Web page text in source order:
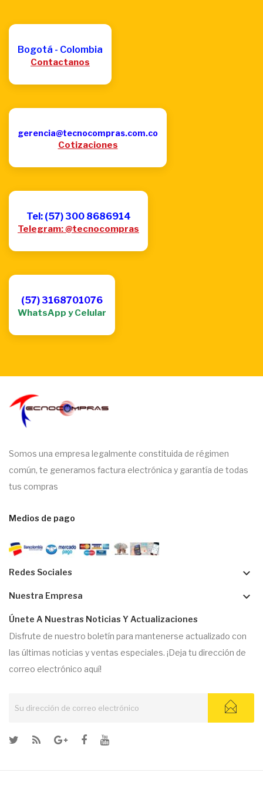
Bogotá - Colombia
Contactanos
gerencia@tecnocompras.com.co
Cotizaciones
Tel: (57) 300 8686914
Telegram: @tecnocompras
(57) 3168701076
WhatsApp y Celular
Somos una empresa legalmente constituida de régimen
común, te generamos factura electrónica y garantía de todas
tus compras
Medios de pago
Redes Sociales keyboard_arrow_down
Nuestra Empresa keyboard_arrow_down
Únete A Nuestras Noticias Y Actualizaciones
Disfrute de nuestro boletín para mantenerse actualizado con
las últimas noticias y ventas especiales. ¡Deja tu dirección de
correo electrónico aquí!